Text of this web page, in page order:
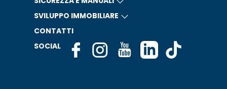
SVILUPPO IMMOBILIARE
CONTATTI
SOCIAL